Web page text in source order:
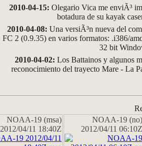
2010-04-15: Olegario Vica me enviÃ³
botadura de su kayak
2010-04-08: Una versiÃ³n nueva del
FC 2 (0.9.35) en varios formatos: .i386/
32 bit
2010-04-02: Los Battainos y algunos
reconocimiento del trayecto Mare - La
NOAA-19 (msa)
2012/04/11 18:40Z
NOAA-19 (no)
2012/04/11 06:10Z